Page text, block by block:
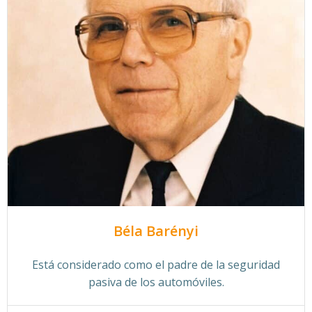
Béla Barényi
Está considerado como el padre de la seguridad
pasiva de los automóviles.